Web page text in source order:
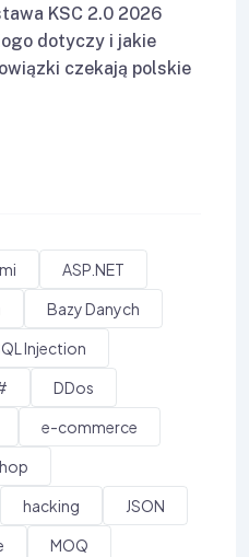
KSC 2.0 2026
dotyczy i jakie
czekają polskie
ASP.NET
Bazy Danych
Injection
DDos
e-commerce
hacking
JSON
MOQ